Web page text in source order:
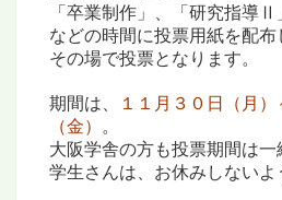
「卒業制作」、「研究指導Ⅱ
などの時間に投票用紙を配布
その場で投票となります。
期間は、
１１月３０日（月）
（金）
。
大阪学舎の方も投票期間は一
学生さんは、お休みしないよ